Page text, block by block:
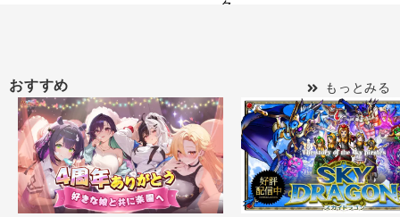
おすすめ もっとみる